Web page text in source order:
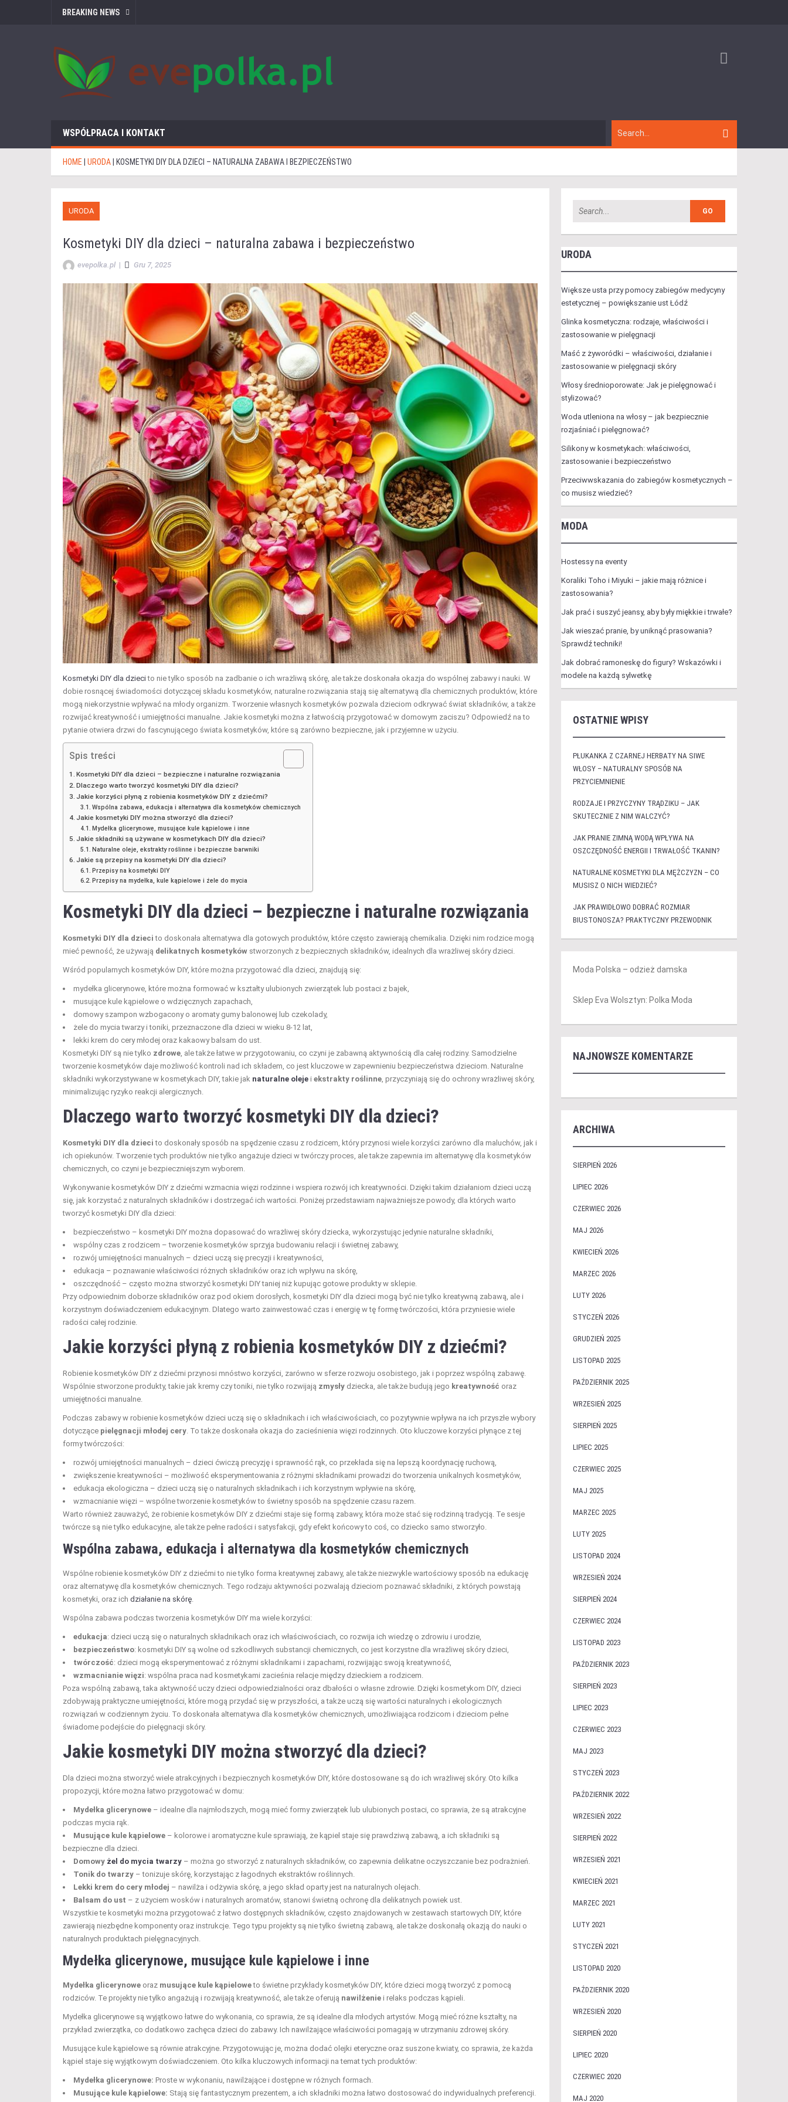
BREAKING NEWS
WSPÓŁPRACA I KONTAKT
HOME URODA KOSMETYKI DIY DLA DZIECI – NATURALNA ZABAWA I BEZPIECZEŃSTWO
URODA
Kosmetyki DIY dla dzieci – naturalna zabawa i bezpieczeństwo
evepolka.pl | Gru 7, 2025
Kosmetyki DIY dla dziecito nie tylko sposób na zadbanie o ich wrażliwą skórę, ale także doskonała okazja do wspólnej zabawy i nauki. W
dobie rosnącej świadomości dotyczącej składu kosmetyków, naturalne rozwiązania stają się alternatywą dla chemicznych produktów, które
mogą niekorzystnie wpływać na młody organizm. Tworzenie własnych kosmetyków pozwala dzieciom odkrywać świat składników, a także
rozwijać kreatywność i umiejętności manualne. Jakie kosmetyki można z łatwością przygotować w domowym zaciszu? Odpowiedź na to
pytanie otwiera drzwi do fascynującego świata kosmetyków, które są zarówno bezpieczne, jak i przyjemne w użyciu.
Spis treści
Kosmetyki DIY dla dzieci – bezpieczne i naturalne rozwiązania
Dlaczego warto tworzyć kosmetyki DIY dla dzieci?
Jakie korzyści płyną z robienia kosmetyków DIY z dziećmi?
Wspólna zabawa, edukacja i alternatywa dla kosmetyków chemicznych
Jakie kosmetyki DIY można stworzyć dla dzieci?
Mydełka glicerynowe, musujące kule kąpielowe i inne
Jakie składniki są używane w kosmetykach DIY dla dzieci?
Naturalne oleje, ekstrakty roślinne i bezpieczne barwniki
Jakie są przepisy na kosmetyki DIY dla dzieci?
Przepisy na kosmetyki DIY
Przepisy na mydełka, kule kąpielowe i żele do mycia
Kosmetyki DIY dla dzieci – bezpieczne i naturalne rozwiązania
Kosmetyki DIY dla dzieci to doskonała alternatywa dla gotowych produktów, które często zawierają chemikalia. Dzięki nim rodzice mogą
mieć pewność, że używają delikatnych kosmetyków stworzonych z bezpiecznych składników, idealnych dla wrażliwej skóry dzieci.
Wśród popularnych kosmetyków DIY, które można przygotować dla dzieci, znajdują się:
mydełka glicerynowe, które można formować w kształty ulubionych zwierzątek lub postaci z bajek,
musujące kule kąpielowe o wdzięcznych zapachach,
domowy szampon wzbogacony o aromaty gumy balonowej lub czekolady,
żele do mycia twarzy i toniki, przeznaczone dla dzieci w wieku 8-12 lat,
lekki krem do cery młodej oraz kakaowy balsam do ust.
Kosmetyki DIY są nie tylko zdrowe , ale także łatwe w przygotowaniu, co czyni je zabawną aktywnością dla całej rodziny. Samodzielne
tworzenie kosmetyków daje możliwość kontroli nad ich składem, co jest kluczowe w zapewnieniu bezpieczeństwa dzieciom. Naturalne
składniki wykorzystywane w kosmetykach DIY, takie jak naturalne oleje i ekstrakty roślinne , przyczyniają się do ochrony wrażliwej skóry,
minimalizując ryzyko reakcji alergicznych.
Dlaczego warto tworzyć kosmetyki DIY dla dzieci?
Kosmetyki DIY dla dzieci to doskonały sposób na spędzenie czasu z rodzicem, który przynosi wiele korzyści zarówno dla maluchów, jak i
ich opiekunów. Tworzenie tych produktów nie tylko angażuje dzieci w twórczy proces, ale także zapewnia im alternatywę dla kosmetyków
chemicznych, co czyni je bezpieczniejszym wyborem.
Wykonywanie kosmetyków DIY z dziećmi wzmacnia więzi rodzinne i wspiera rozwój ich kreatywności. Dzięki takim działaniom dzieci uczą
się, jak korzystać z naturalnych składników i dostrzegać ich wartości. Poniżej przedstawiam najważniejsze powody, dla których warto
tworzyć kosmetyki DIY dla dzieci:
bezpieczeństwo – kosmetyki DIY można dopasować do wrażliwej skóry dziecka, wykorzystując jedynie naturalne składniki,
wspólny czas z rodzicem – tworzenie kosmetyków sprzyja budowaniu relacji i świetnej zabawy,
rozwój umiejętności manualnych – dzieci uczą się precyzji i kreatywności,
edukacja – poznawanie właściwości różnych składników oraz ich wpływu na skórę,
oszczędność – często można stworzyć kosmetyki DIY taniej niż kupując gotowe produkty w sklepie.
Przy odpowiednim doborze składników oraz pod okiem dorosłych, kosmetyki DIY dla dzieci mogą być nie tylko kreatywną zabawą, ale i
korzystnym doświadczeniem edukacyjnym. Dlatego warto zainwestować czas i energię w tę formę twórczości, która przyniesie wiele
radości całej rodzinie.
Jakie korzyści płyną z robienia kosmetyków DIY z dziećmi?
Robienie kosmetyków DIY z dziećmi przynosi mnóstwo korzyści, zarówno w sferze rozwoju osobistego, jak i poprzez wspólną zabawę.
Wspólnie stworzone produkty, takie jak kremy czy toniki, nie tylko rozwijają zmysły dziecka, ale także budują jego kreatywność oraz
umiejętności manualne.
Podczas zabawy w robienie kosmetyków dzieci uczą się o składnikach i ich właściwościach, co pozytywnie wpływa na ich przyszłe wybory
dotyczące pielęgnacji młodej cery . To także doskonała okazja do zacieśnienia więzi rodzinnych. Oto kluczowe korzyści płynące z tej
formy twórczości:
rozwój umiejętności manualnych – dzieci ćwiczą precyzję i sprawność rąk, co przekłada się na lepszą koordynację ruchową,
zwiększenie kreatywności – możliwość eksperymentowania z różnymi składnikami prowadzi do tworzenia unikalnych kosmetyków,
edukacja ekologiczna – dzieci uczą się o naturalnych składnikach i ich korzystnym wpływie na skórę,
wzmacnianie więzi – wspólne tworzenie kosmetyków to świetny sposób na spędzenie czasu razem.
Warto również zauważyć, że robienie kosmetyków DIY z dziećmi staje się formą zabawy, która może stać się rodzinną tradycją. Te sesje
twórcze są nie tylko edukacyjne, ale także pełne radości i satysfakcji, gdy efekt końcowy to coś, co dziecko samo stworzyło.
Wspólna zabawa, edukacja i alternatywa dla kosmetyków chemicznych
Wspólne robienie kosmetyków DIY z dziećmi to nie tylko forma kreatywnej zabawy, ale także niezwykle wartościowy sposób na edukację
oraz alternatywę dla kosmetyków chemicznych. Tego rodzaju aktywności pozwalają dzieciom poznawać składniki, z których powstają
kosmetyki, oraz ich działanie na skórę
Wspólna zabawa podczas tworzenia kosmetyków DIY ma wiele korzyści:
edukacja: dzieci uczą się o naturalnych składnikach oraz ich właściwościach, co rozwija ich wiedzę o zdrowiu i urodzie,
bezpieczeństwo: kosmetyki DIY są wolne od szkodliwych substancji chemicznych, co jest korzystne dla wrażliwej skóry dzieci,
twórczość: dzieci mogą eksperymentować z różnymi składnikami i zapachami, rozwijając swoją kreatywność,
wzmacnianie więzi: wspólna praca nad kosmetykami zacieśnia relacje między dzieckiem a rodzicem.
Poza wspólną zabawą, taka aktywność uczy dzieci odpowiedzialności oraz dbałości o własne zdrowie. Dzięki kosmetykom DIY, dzieci
zdobywają praktyczne umiejętności, które mogą przydać się w przyszłości, a także uczą się wartości naturalnych i ekologicznych
rozwiązań w codziennym życiu. To doskonała alternatywa dla kosmetyków chemicznych, umożliwiająca rodzicom i dzieciom pełne
świadome podejście do pielęgnacji skóry.
Jakie kosmetyki DIY można stworzyć dla dzieci?
Dla dzieci można stworzyć wiele atrakcyjnych i bezpiecznych kosmetyków DIY, które dostosowane są do ich wrażliwej skóry. Oto kilka
propozycji, które można łatwo przygotować w domu:
Mydełka glicerynowe – idealne dla najmłodszych, mogą mieć formy zwierzątek lub ulubionych postaci, co sprawia, że są atrakcyjne
podczas mycia rąk.
Musujące kule kąpielowe – kolorowe i aromatyczne kule sprawiają, że kąpiel staje się prawdziwą zabawą, a ich składniki są
bezpieczne dla dzieci.
Domowy żel do mycia twarzy – można go stworzyć z naturalnych składników, co zapewnia delikatne oczyszczanie bez podrażnień.
Tonik do twarzy – tonizuje skórę, korzystając z łagodnych ekstraktów roślinnych.
Lekki krem do cery młodej – nawilża i odżywia skórę, a jego skład oparty jest na naturalnych olejach.
Balsam do ust – z użyciem wosków i naturalnych aromatów, stanowi świetną ochronę dla delikatnych powiek ust.
Wszystkie te kosmetyki można przygotować z łatwo dostępnych składników, często znajdowanych w zestawach startowych DIY, które
zawierają niezbędne komponenty oraz instrukcje. Tego typu projekty są nie tylko świetną zabawą, ale także doskonałą okazją do nauki o
naturalnych produktach pielęgnacyjnych.
Mydełka glicerynowe, musujące kule kąpielowe i inne
Mydełka glicerynowe oraz musujące kule kąpieloweto świetne przykłady kosmetyków DIY, które dzieci mogą tworzyć z pomocą
rodziców. Te projekty nie tylko angażują i rozwijają kreatywność, ale także oferują nawilżenie i relaks podczas kąpieli.
Mydełka glicerynowe są wyjątkowo łatwe do wykonania, co sprawia, że są idealne dla młodych artystów. Mogą mieć różne kształty, na
przykład zwierzątka, co dodatkowo zachęca dzieci do zabawy. Ich nawilżające właściwości pomagają w utrzymaniu zdrowej skóry.
Musujące kule kąpielowe są równie atrakcyjne. Przygotowując je, można dodać olejki eteryczne oraz suszone kwiaty, co sprawia, że każda
kąpiel staje się wyjątkowym doświadczeniem. Oto kilka kluczowych informacji na temat tych produktów:
Mydełka glicerynowe: Proste w wykonaniu, nawilżające i dostępne w różnych formach.
Musujące kule kąpielowe: Stają się fantastycznym prezentem, a ich składniki można łatwo dostosować do indywidualnych preferencji.
URODA
Większe usta przy pomocy zabiegów medycyny
estetycznej – powiększanie ust Łódź
Glinka kosmetyczna: rodzaje, właściwości i
zastosowanie w pielęgnacji
Maść z żyworódki – właściwości, działanie i
zastosowanie w pielęgnacji skóry
Włosy średnioporowate: Jak je pielęgnować i
stylizować?
Woda utleniona na włosy – jak bezpiecznie
rozjaśniać i pielęgnować?
Silikony w kosmetykach: właściwości,
zastosowanie i bezpieczeństwo
Przeciwwskazania do zabiegów kosmetycznych –
co musisz wiedzieć?
MODA
Hostessy na eventy
Koraliki Toho i Miyuki – jakie mają różnice i
zastosowania?
Jak prać i suszyć jeansy, aby były miękkie i trwałe?
Jak wieszać pranie, by uniknąć prasowania?
Sprawdź techniki!
Jak dobrać ramoneskę do figury? Wskazówki i
modele na każdą sylwetkę
OSTATNIE WPISY
PŁUKANKA Z CZARNEJ HERBATY NA SIWE
WŁOSY – NATURALNY SPOSÓB NA
PRZYCIEMNIENIE
RODZAJE I PRZYCZYNY TRĄDZIKU – JAK
SKUTECZNIE Z NIM WALCZYĆ?
JAK PRANIE ZIMNĄ WODĄ WPŁYWA NA
OSZCZĘDNOŚĆ ENERGII I TRWAŁOŚĆ TKANIN?
NATURALNE KOSMETYKI DLA MĘŻCZYZN – CO
MUSISZ O NICH WIEDZIEĆ?
JAK PRAWIDŁOWO DOBRAĆ ROZMIAR
BIUSTONOSZA? PRAKTYCZNY PRZEWODNIK
Moda Polska – odzież damska
Sklep Eva Wolsztyn: Polka Moda
NAJNOWSZE KOMENTARZE
ARCHIWA
SIERPIEŃ 2026
LIPIEC 2026
CZERWIEC 2026
MAJ 2026
KWIECIEŃ 2026
MARZEC 2026
LUTY 2026
STYCZEŃ 2026
GRUDZIEŃ 2025
LISTOPAD 2025
PAŹDZIERNIK 2025
WRZESIEŃ 2025
SIERPIEŃ 2025
LIPIEC 2025
CZERWIEC 2025
MAJ 2025
MARZEC 2025
LUTY 2025
LISTOPAD 2024
WRZESIEŃ 2024
SIERPIEŃ 2024
CZERWIEC 2024
LISTOPAD 2023
PAŹDZIERNIK 2023
SIERPIEŃ 2023
LIPIEC 2023
CZERWIEC 2023
MAJ 2023
STYCZEŃ 2023
PAŹDZIERNIK 2022
WRZESIEŃ 2022
SIERPIEŃ 2022
WRZESIEŃ 2021
KWIECIEŃ 2021
MARZEC 2021
LUTY 2021
STYCZEŃ 2021
LISTOPAD 2020
PAŹDZIERNIK 2020
WRZESIEŃ 2020
SIERPIEŃ 2020
LIPIEC 2020
CZERWIEC 2020
MAJ 2020